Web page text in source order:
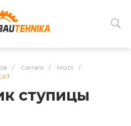
/ Carraro / Мост
/
ступицы